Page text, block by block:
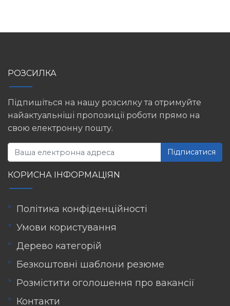
РОЗСИЛКА
Підпишіться на нашу розсилку та отримуйте
найактуальніші пропозиції роботи прямо на
свою електронну пошту.
Підписатися
КОРИСНА ІНФОРМАЦІЯN
Політика конфіденційності
Умови користування
Дерево категорій
Безкоштовні шаблони резюме
Розмістити оголошення про вакансії
Контакти